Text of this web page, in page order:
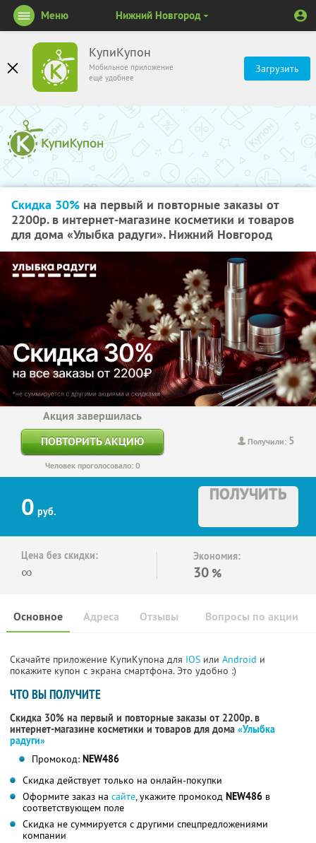
КупиКупон
Мобильное приложение
ещё удобнее
Загрузить
Меню Нижний Новгород
Скидка 30% на первый и повторные заказы от
2200р. в интернет-магазине косметики и товаров
для дома «Улыбка радуги». Нижний Новгород
Получили: 5
Акция завершилась
ПОВТОРИТЬ АКЦИЮ
Человек проголосовало: 0
0 руб.
ПОЛУЧИТЬ
Цена без скидки:
∞
Экономия:
30 %
Основное Отзывы Вопросы по акции
Адреса
Скачайте приложение КупиКупона для IOS или Android и
покажите купон с экрана смартфона. Это удобно :)
ЧТО ВЫ ПОЛУЧИТЕ
Скидка 30% на первый и повторные заказы от 2200р. в
интернет-магазине косметики и товаров для дома «Улыбка
радуги»
Промокод: NEW486
Скидка действует только на онлайн-покупки
Оформите заказ на сайте, укажите промокод NEW486 в
соответствующем поле
Скидка не суммируется с другими спецпредложениями
компании